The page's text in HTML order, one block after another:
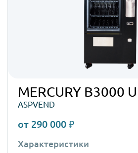
MERCURY B3000
ASPVEND
от 290 000 ₽
Характеристики